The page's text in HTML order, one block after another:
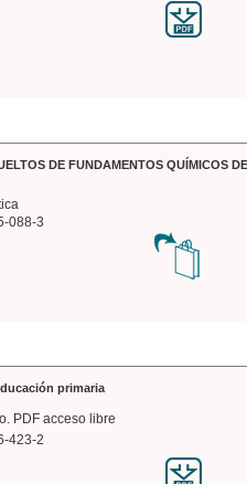
DE FUNDAMENTOS QUÍMICOS
088-3
primaria
PDF acceso libre
423-2